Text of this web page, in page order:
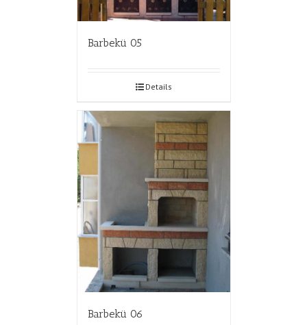
Barbekü 05
Details
Barbekü 06